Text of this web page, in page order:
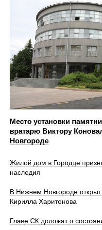
Место установки
вратарю Виктору
Новгороде
Жилой дом в Городце
наследия
В Нижнем Новгороде
Кирилла Харитонова
Главе СК доложат о